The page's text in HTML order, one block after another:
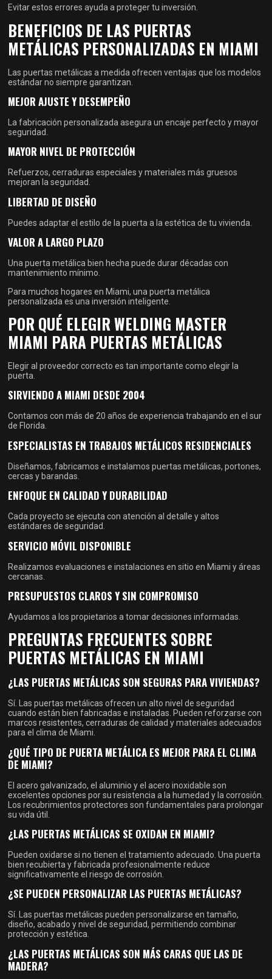
Evitar estos errores ayuda a proteger tu inversión.
BENEFICIOS DE LAS PUERTAS
METÁLICAS PERSONALIZADAS EN MIAMI
Las puertas metálicas a medida ofrecen ventajas que los modelos
estándar no siempre garantizan.
MEJOR AJUSTE Y DESEMPEÑO
La fabricación personalizada asegura un encaje perfecto y mayor
seguridad.
MAYOR NIVEL DE PROTECCIÓN
Refuerzos, cerraduras especiales y materiales más gruesos
mejoran la seguridad.
LIBERTAD DE DISEÑO
Puedes adaptar el estilo de la puerta a la estética de tu vivienda.
VALOR A LARGO PLAZO
Una puerta metálica bien hecha puede durar décadas con
mantenimiento mínimo.
Para muchos hogares en Miami, una puerta metálica
personalizada es una inversión inteligente.
POR QUÉ ELEGIR WELDING MASTER
MIAMI PARA PUERTAS METÁLICAS
Elegir al proveedor correcto es tan importante como elegir la
puerta.
SIRVIENDO A MIAMI DESDE 2004
Contamos con más de 20 años de experiencia trabajando en el sur
de Florida.
ESPECIALISTAS EN TRABAJOS METÁLICOS RESIDENCIALES
Diseñamos, fabricamos e instalamos puertas metálicas, portones,
cercas y barandas.
ENFOQUE EN CALIDAD Y DURABILIDAD
Cada proyecto se ejecuta con atención al detalle y altos
estándares de seguridad.
SERVICIO MÓVIL DISPONIBLE
Realizamos evaluaciones e instalaciones en sitio en Miami y áreas
cercanas.
PRESUPUESTOS CLAROS Y SIN COMPROMISO
Ayudamos a los propietarios a tomar decisiones informadas.
PREGUNTAS FRECUENTES SOBRE
PUERTAS METÁLICAS EN MIAMI
¿LAS PUERTAS METÁLICAS SON SEGURAS PARA VIVIENDAS?
Sí. Las puertas metálicas ofrecen un alto nivel de seguridad
cuando están bien fabricadas e instaladas. Pueden reforzarse con
marcos resistentes, cerraduras de calidad y materiales adecuados
para el clima de Miami.
¿QUÉ TIPO DE PUERTA METÁLICA ES MEJOR PARA EL CLIMA
DE MIAMI?
El acero galvanizado, el aluminio y el acero inoxidable son
excelentes opciones por su resistencia a la humedad y la corrosión.
Los recubrimientos protectores son fundamentales para prolongar
su vida útil.
¿LAS PUERTAS METÁLICAS SE OXIDAN EN MIAMI?
Pueden oxidarse si no tienen el tratamiento adecuado. Una puerta
bien recubierta y fabricada profesionalmente reduce
significativamente el riesgo de corrosión.
¿SE PUEDEN PERSONALIZAR LAS PUERTAS METÁLICAS?
Sí. Las puertas metálicas pueden personalizarse en tamaño,
diseño, acabado y nivel de seguridad, permitiendo combinar
protección y estética.
¿LAS PUERTAS METÁLICAS SON MÁS CARAS QUE LAS DE
MADERA?